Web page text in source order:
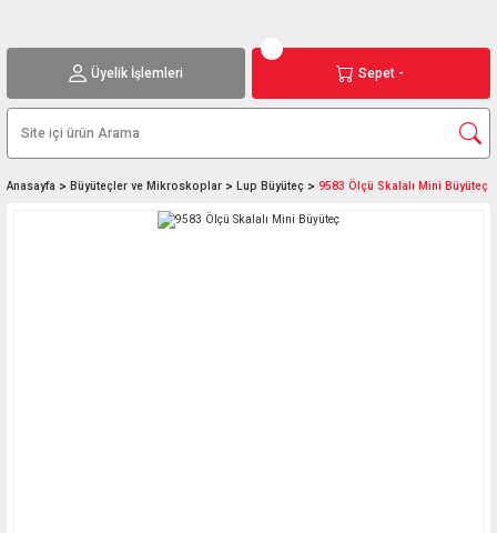
Üyelik İşlemleri Sepet -
Anasayfa Büyüteçler ve Mikroskoplar Lup Büyüteç 9583 Ölçü Skalalı Mini Büyüteç